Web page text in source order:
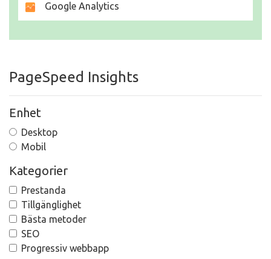
Google Analytics
PageSpeed Insights
Enhet
Desktop
Mobil
Kategorier
Prestanda
Tillgänglighet
Bästa metoder
SEO
Progressiv webbapp